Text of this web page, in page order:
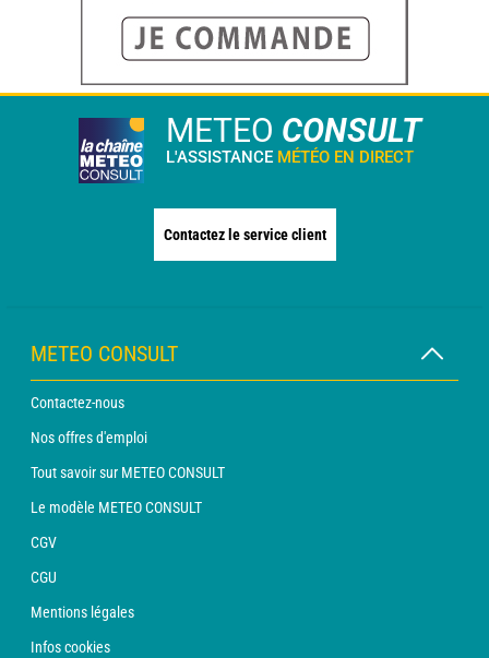
METEO CONSULT
L'ASSISTANCE MÉTÉO EN DIRECT
Contactez le service client
METEO CONSULT
Contactez-nous
Nos offres d'emploi
Tout savoir sur METEO CONSULT
Le modèle METEO CONSULT
CGV
CGU
Mentions légales
Infos cookies